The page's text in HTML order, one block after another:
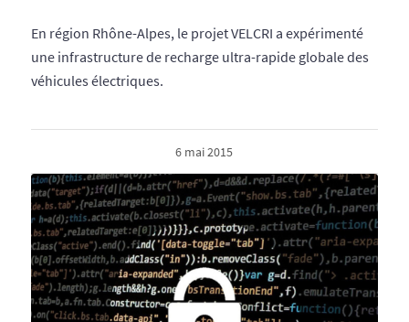
En région Rhône-Alpes, le projet VELCRI a expérimenté
une infrastructure de recharge ultra-rapide globale des
véhicules électriques.
6 mai 2015